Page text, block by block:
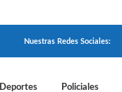
Nuestras Redes Sociales:
Deportes Policiales